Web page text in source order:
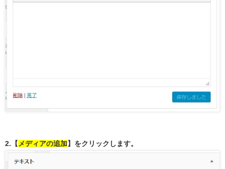
2.【 メディアの追加 】をクリックします。